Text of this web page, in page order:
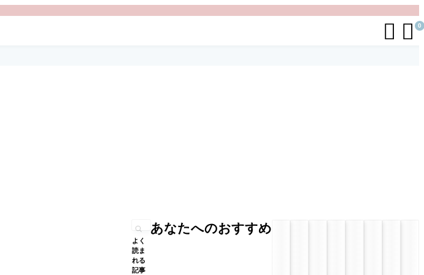
  0
よく
読ま
れる
記事
あなたへのおすすめ